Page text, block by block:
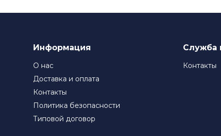
Информация
О нас
Доставка и оплата
Контакты
Политика безопасности
Типовой договор
Служба
Контакты